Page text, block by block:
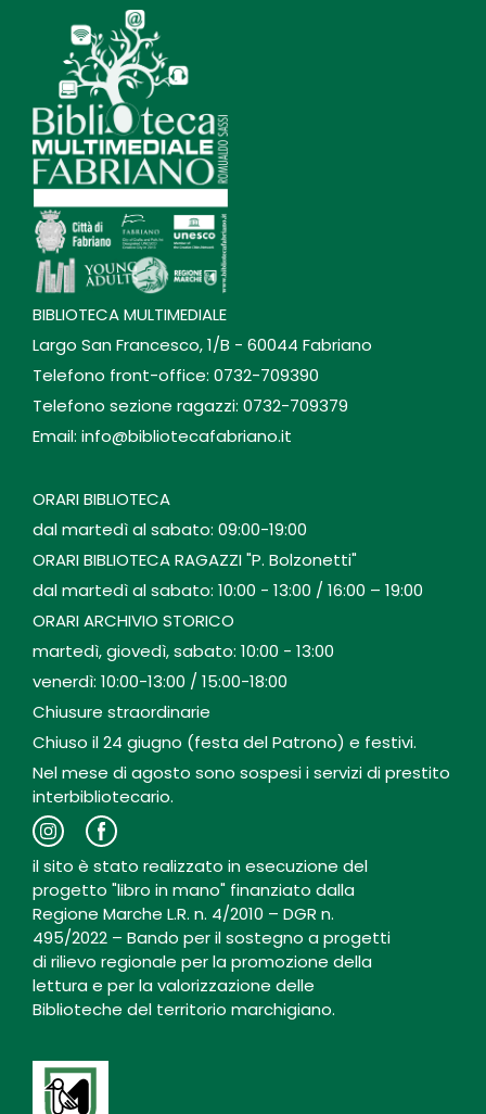
BIBLIOTECA MULTIMEDIALE
Largo San Francesco, 1/B - 60044 Fabriano
Telefono front-office: 0732-709390
Telefono sezione ragazzi: 0732-709379
Email: info@bibliotecafabriano.it
ORARI BIBLIOTECA
dal martedì al sabato: 09:00-19:00
ORARI BIBLIOTECA RAGAZZI "P. Bolzonetti"
dal martedì al sabato: 10:00 - 13:00 / 16:00 – 19:00
ORARI ARCHIVIO STORICO
martedì, giovedì, sabato: 10:00 - 13:00
venerdì: 10:00-13:00 / 15:00-18:00
Chiusure straordinarie
Chiuso il 24 giugno (festa del Patrono) e festivi.
Nel mese di agosto sono sospesi i servizi di prestito
interbibliotecario.
il sito è stato realizzato in esecuzione del
progetto "libro in mano" finanziato dalla
Regione Marche L.R. n. 4/2010 – DGR n.
495/2022 – Bando per il sostegno a progetti
di rilievo regionale per la promozione della
lettura e per la valorizzazione delle
Biblioteche del territorio marchigiano.